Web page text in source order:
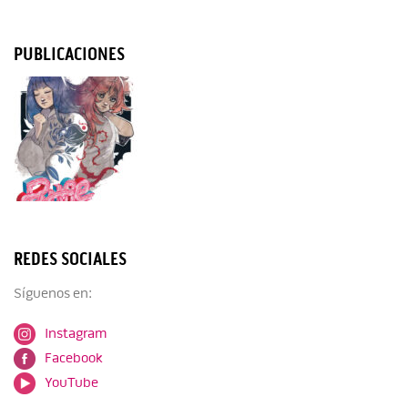
PUBLICACIONES
REDES SOCIALES
Síguenos en:
Instagram
Facebook
YouTube